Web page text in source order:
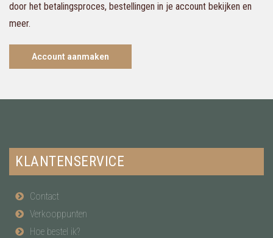
door het betalingsproces, bestellingen in je account bekijken en
meer.
Account aanmaken
KLANTENSERVICE
Contact
Verkooppunten
Hoe bestel ik?